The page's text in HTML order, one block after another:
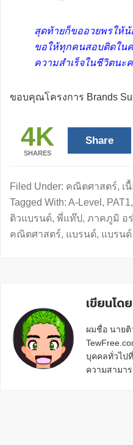
สุดท้ายก็ขออวยพรให้น้
ขอให้ทุกคนสอบติดใน
ความสำเร็จในชีวิตนะ
ขอบคุณโครงการ Brands
4K
SHARES
Share
Filed Under: คณิตศาสตร์, เ
Tagged With: A-Level , PAT1,
ติวแบรนด์, พี่แท๊ป , ภาคภูมิ อ
คณิตศาสตร์, แบรนด์, แบรนด์
เขียนโด
ผมชื่อ นายติ
บุคคลทั่วไป
ความสามา